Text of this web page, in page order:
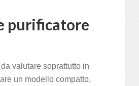
purificatore
valutare soprattutto in
un modello compatto,